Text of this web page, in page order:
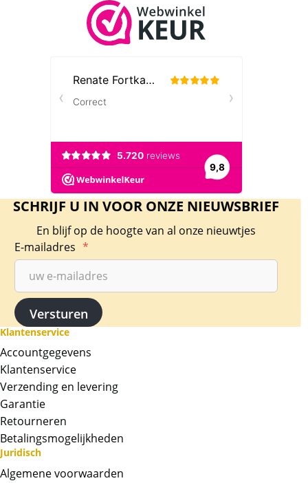
SCHRIJF U IN VOOR ONZE NIEUWSBRIEF
En blijf op de hoogte van al onze nieuwtjes
E-mailadres *
Klantenservice
Accountgegevens
Klantenservice
Verzending en levering
Garantie
Retourneren
Betalingsmogelijkheden
Juridisch
Algemene voorwaarden